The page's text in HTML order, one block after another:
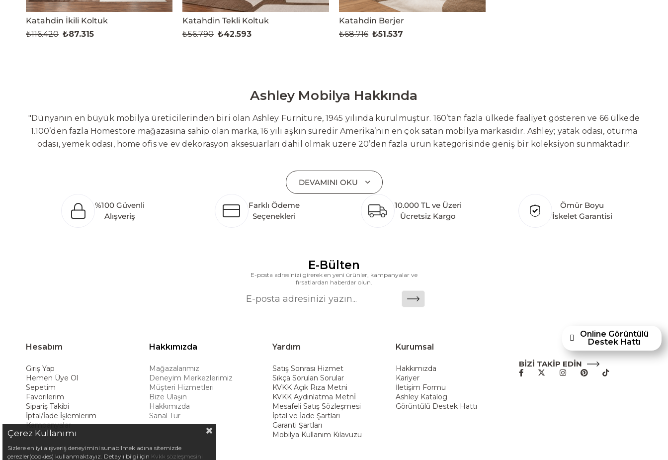
Katahdin İkili Koltuk
₺87.315
₺116.420
Katahdin Tekli Koltuk
₺42.593
₺56.790
Katahdin Berjer
₺51.537
₺68.716
Ashley Mobilya Hakkında
"Dünyanın en büyük mobilya üreticilerinden biri olan Ashley Furniture, 1945 yılında kurulmuştur. 160’tan fazla ülkede faaliyet gösteren ve 66 ülkede
1.100’den fazla Homestore mağazasına sahip olan marka, 16 yılı aşkın süredir Amerika’nın en çok satan mobilya markasıdır. Ashley; yatak odası, oturma
odası, yemek odası, home ofis ve ev dekorasyon aksesuarları dahil olmak üzere 20’den fazla ürün kategorisinde geniş bir koleksiyon sunmaktadır.
global altyapısı sayesinde dünya çapında önemli bir pazar payına ulaşmıştır. Marka; sadece mevcut başarılarına değil, aynı zamanda gelecekte
yaratacağı değerlere odaklanarak sürekli gelişimi temel yaklaşım olarak benimsemektedir. Türkiye’deki yatırımları kapsamında, Kayseri Serbest
Bölgesi’nde 100 dönüm arazi üzerine kurulan üretim tesisinin altyapısı tamamlanmıştır. Ashley Furniture’ın hedefi; Türkiye merkezli bir üretim üssü
oluşturarak Orta Doğu, Avrupa ve Kuzey Afrika pazarlarına hizmet vermektir. Dünya genelinde 7 farklı ülkede üretim tesisine sahip olan markanın
Türkiye’de üretim yapması, istihdam ve ekonomik katkı açısından önemli bir değer yaratmaktadır. Ashley Furniture Homestore; Türkiye’de üretilecek
ürünleriyle kullanıcılarına uzun ömürlü çözümler sunar. Teknoloji ve mağazacılığı bir araya getiren Ashley Furniture Homestore, 80 yılı aşkın
deneyimiyle müşterilerine üstün bir alışveriş deneyimi sunmak ve bu konforu her eve taşımak amacıyla Türkiye’de faaliyet göstermektedir."
DEVAMINI OKU
%100 Güvenli
Alışveriş
Farklı Ödeme
Seçenekleri
10.000 TL ve Üzeri
Ücretsiz Kargo
Ömür Boyu
İskelet Garantisi
E-Bülten
E-posta adresinizi girerek en yeni ürünler, kampanyalar ve
fırsatlardan haberdar olun.
Hesabım
Giriş Yap
Hemen Üye Ol
Sepetim
Favorilerim
Sipariş Takibi
İptal/İade İşlemlerim
Kampanyalar
Hakkımızda
Mağazalarımız
Deneyim Merkezlerimiz
Müşteri Hizmetleri
Bize Ulaşın
Hakkımızda
Sanal Tur
Yardım
Satış Sonrası Hizmet
Sıkça Sorulan Sorular
KVKK Açık Rıza Metni
KVKK Aydınlatma Metnİ
Mesafeli Satış Sözleşmesi
İptal ve İade Şartları
Garanti Şartları
Mobilya Kullanım Kılavuzu
Kurumsal
Hakkımızda
Kariyer
İletişim Formu
Ashley Katalog
Görüntülü Destek Hattı
BİZİ TAKİP EDİN
Copyright© 2025 ASHLEY All rights reserved.
Online Görüntülü
Destek Hattı
Çerez Kullanımı
Sizlere en iyi alışveriş deneyimini sunabilmek adına sitemizde
çerezler(cookies) kullanmaktayız. Detaylı bilgi için Kvkk sözleşmesini